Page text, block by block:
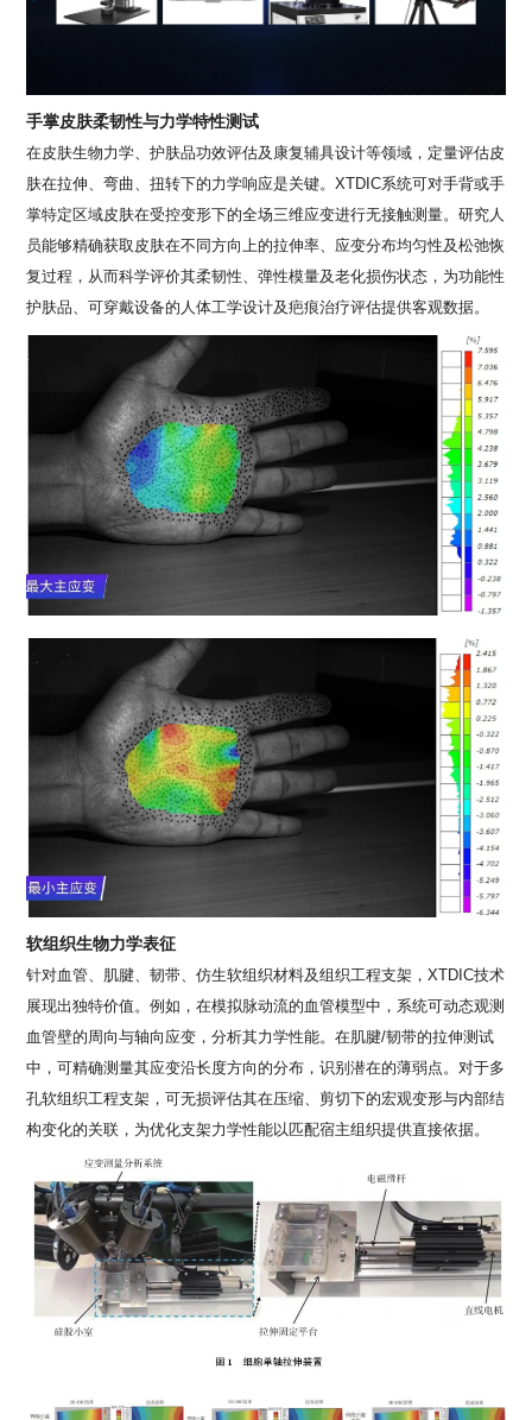
手掌皮肤柔韧性与力学特性测试
在皮肤生物力学、护肤品功效评估及康复辅具设计等领域，定量评估皮
肤在拉伸、弯曲、扭转下的力学响应是关键。XTDIC系统可对手背或手
掌特定区域皮肤在受控变形下的全场三维应变进行无接触测量。研究人
员能够精确获取皮肤在不同方向上的拉伸率、应变分布均匀性及松弛恢
复过程，从而科学评价其柔韧性、弹性模量及老化损伤状态，为功能性
护肤品、可穿戴设备的人体工学设计及疤痕治疗评估提供客观数据。
软组织生物力学表征
针对血管、肌腱、韧带、仿生软组织材料及组织工程支架，XTDIC技术
展现出独特价值。例如，在模拟脉动流的血管模型中，系统可动态观测
血管壁的周向与轴向应变，分析其力学性能。在肌腱/韧带的拉伸测试
中，可精确测量其应变沿长度方向的分布，识别潜在的薄弱点。对于多
孔软组织工程支架，可无损评估其在压缩、剪切下的宏观变形与内部结
构变化的关联，为优化支架力学性能以匹配宿主组织提供直接依据。